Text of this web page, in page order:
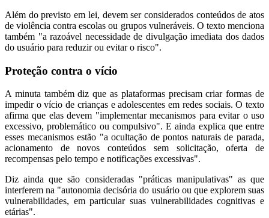
Além do previsto em lei, devem ser considerados conteúdos de atos
de violência contra escolas ou grupos vulneráveis. O texto menciona
também "a razoável necessidade de divulgação imediata dos dados
do usuário para reduzir ou evitar o risco".
Proteção contra o vício
A minuta também diz que as plataformas precisam criar formas de
impedir o vício de crianças e adolescentes em redes sociais. O texto
afirma que elas devem "implementar mecanismos para evitar o uso
excessivo, problemático ou compulsivo". E ainda explica que entre
esses mecanismos estão "a ocultação de pontos naturais de parada,
acionamento de novos conteúdos sem solicitação, oferta de
recompensas pelo tempo e notificações excessivas".
Diz ainda que são consideradas "práticas manipulativas" as que
interferem na "autonomia decisória do usuário ou que explorem suas
vulnerabilidades, em particular suas vulnerabilidades cognitivas e
etárias".